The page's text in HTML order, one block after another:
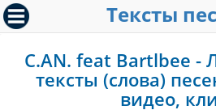
Тексты
C.AN. feat Bartlbee -
тексты (слова)
видео,